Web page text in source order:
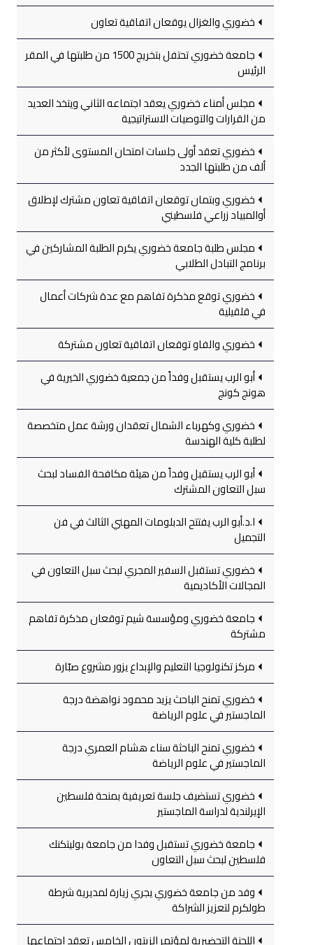
خضوري والغزال يوقعان اتفاقية تعاون
جامعة خضوري تحتفل بتخريج 1500 من طلبتها في المقر
الرئيس
مجلس أمناء خضوري يعقد اجتماعه الثاني ويتخذ العديد
من القرارات والتوصيات الاستراتيجية
خضوري تعقد أولى جلسات امتحان المستوى لأكثر من
ألف من طلبتها الجدد
خضوري وبتمان توقعان اتفاقية تعاون مشترك لإطلاق
أوالمبياد زراعي فلسطيني
مجلس طلبة جامعة خضوري يكرم الطلبة المشاركين في
برنامج التبادل الطلابي
خضوري توقع مذكرة تفاهم مع عدة شركات أعمال
في قلقيلية
خضوري والفاو توقعان اتفاقية تعاون مشتركة
أبو الرب يستقبل وفداً من جمعية خضوري الخيرية في
هونج كونج
خضوري وكهرباء الشمال تعقدان ورشة عمل متخصصة
لطلبة كلية الهندسة
أبو الرب يستقبل وفداً من هيئة مكافحة الفساد لبحث
سبل التعاون المشترك
ا.د.أبو الرب يفتتح الدبلومات المهني الثالث في فن
التجميل
خضوري تستقبل السفير المجري لبحث سبل التعاون في
المجالات الأكاديمية
جامعة خضوري ومؤسسة شيم توقعان مذكرة تفاهم
مشتركة
مركز تكنولوجيا التعليم والإبداع يزور مشروع صبّارة
خضوري تمنح الباحث يزيد محمود نواهضة درجة
الماجستير في علوم الرياضة
خضوري تمنح الباحثة سناء هشام العمري درجة
الماجستير في علوم الرياضة
خضوري تستضيف جلسة تعريفية بمنحة فلسطين
الإيرلندية لدراسة الماجستير
جامعة خضوري تستقبل وفدا من جامعة بوليتكنك
فلسطين لبحث سبل التعاون
وفد من جامعة خضوري يجري زيارة لمديرية شرطة
طولكرم لتعزيز الشراكة
اللجنة التحضيرية لمؤتمر الزيتون الخامس تعقد اجتماعها